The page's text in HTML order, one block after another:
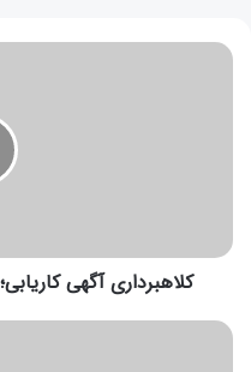
کلاهبرداری آگهی